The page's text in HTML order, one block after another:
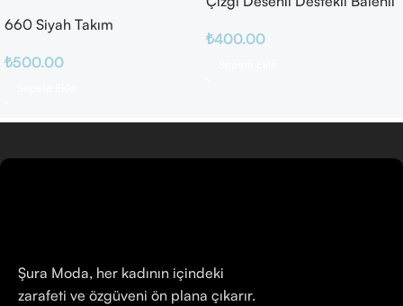
660 Siyah Takım
₺500.00
₺400.00
Şura Moda, her kadının içindeki
zarafeti ve özgüveni ön plana çıkarır.